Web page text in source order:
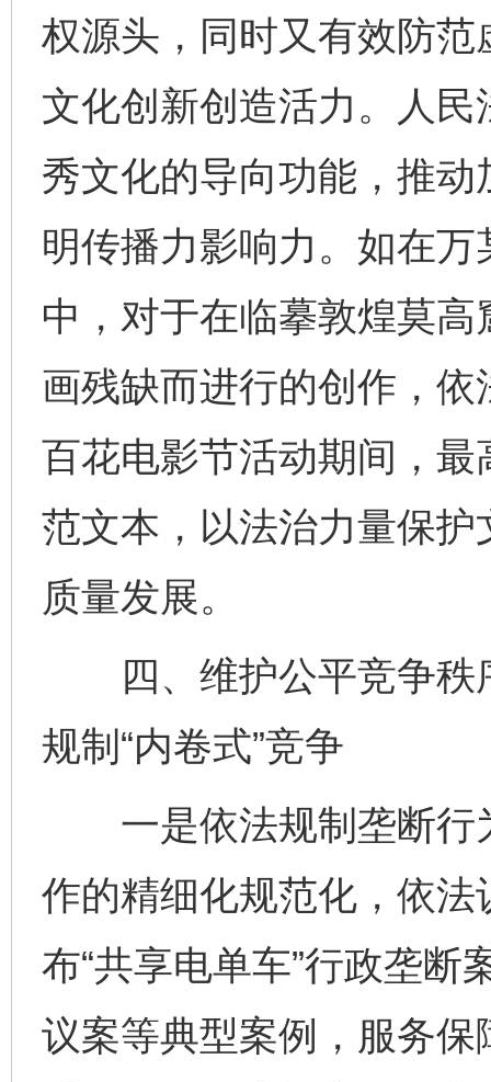
权源头，同时又有效防
文化创新创造活力。人
秀文化的导向功能，推
明传播力影响力。如在
中，对于在临摹敦煌莫
画残缺而进行的创作，
百花电影节活动期间，
范文本，以法治力量保
质量发展。
四、维护公平竞争秩
规制“内卷式”竞争
一是依法规制垄断行
作的精细化规范化，依
布“共享电单车”行政垄断
议案等典型案例，服务